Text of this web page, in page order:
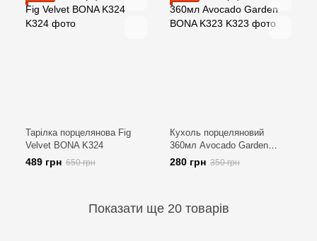
Тарілка порцелянова Fig
Velvet BONA K324
489 грн 650 грн
Кухоль порцеляновий
360мл Avocado Garden
BONA K323
280 грн 350 грн
Показати ще 20 товарів